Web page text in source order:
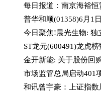
ST龙元(600491)龙虎
金开新能: 关于股份回